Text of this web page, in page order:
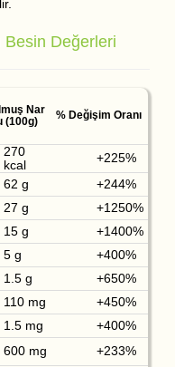
Değerleri
Nar
(100g)
% Değişim Oranı
270
kcal
+225%
62 g
+244%
27 g
+1250%
15 g
+1400%
5 g
+400%
1.5 g
+650%
110 mg
+450%
1.5 mg
+400%
600 mg
+233%